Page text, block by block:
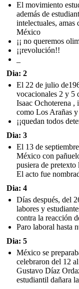
El movimiento
además de
intelectuales, amas
México
¡¡ no queremos
¡¡revolución!!
Dia: 2
El 22 de julio
vocacionales 2 y 5
Isaac Ochoterena ,
como Los Arañas
¡¡quedan todos
Dia: 3
El 13 de
México con
pusiera de
El acto fue
Dia: 4
Días después, del
labores y
contra la reacción
Paro laboral hasta
Dia: 5
México se
celebraron del 12
Gustavo Díaz
estudiantil dañara